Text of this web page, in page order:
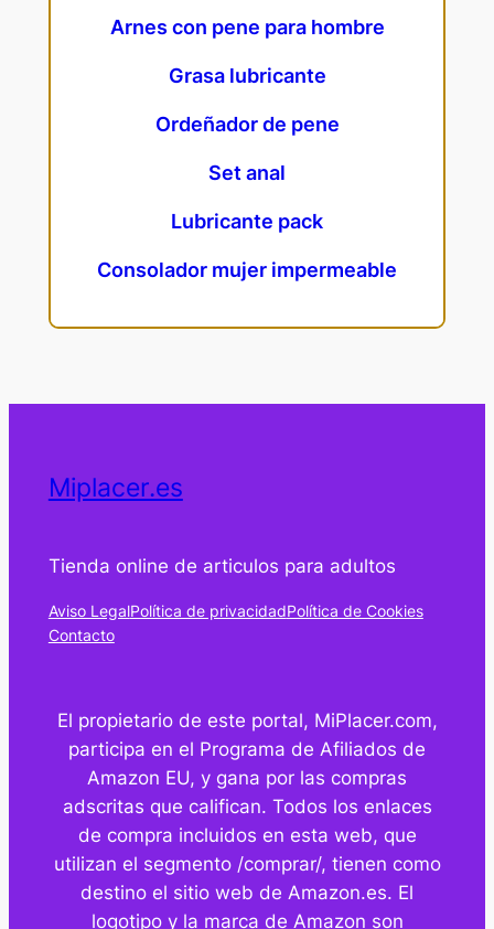
Arnes con pene para hombre
Grasa lubricante
Ordeñador de pene
Set anal
Lubricante pack
Consolador mujer impermeable
Miplacer.es
Tienda online de articulos para adultos
Aviso LegalPolítica de privacidadPolítica de Cookies
Contacto
El propietario de este portal, MiPlacer.com,
participa en el Programa de Afiliados de
Amazon EU, y gana por las compras
adscritas que califican. Todos los enlaces
de compra incluidos en esta web, que
utilizan el segmento /comprar/, tienen como
destino el sitio web de Amazon.es. El
logotipo y la marca de Amazon son